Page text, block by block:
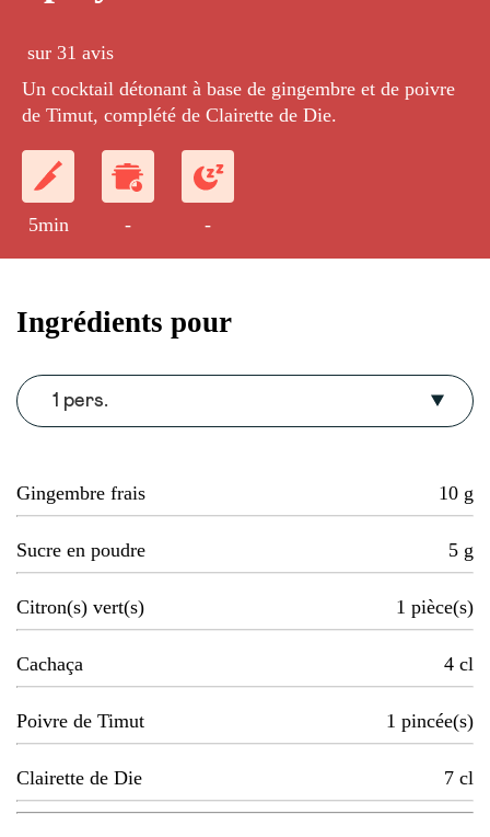
sur 31 avis
Un cocktail détonant à base de gingembre et de poivre
de Timut, complété de Clairette de Die.
5min - -
Ingrédients pour
1 pers.
Gingembre frais 10 g
Sucre en poudre 5 g
Citron(s) vert(s) 1 pièce(s)
Cachaça 4 cl
Poivre de Timut 1 pincée(s)
Clairette de Die 7 cl